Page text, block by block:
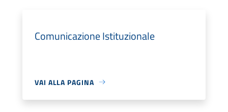
Comunicazione Istituzionale
VAI ALLA PAGINA